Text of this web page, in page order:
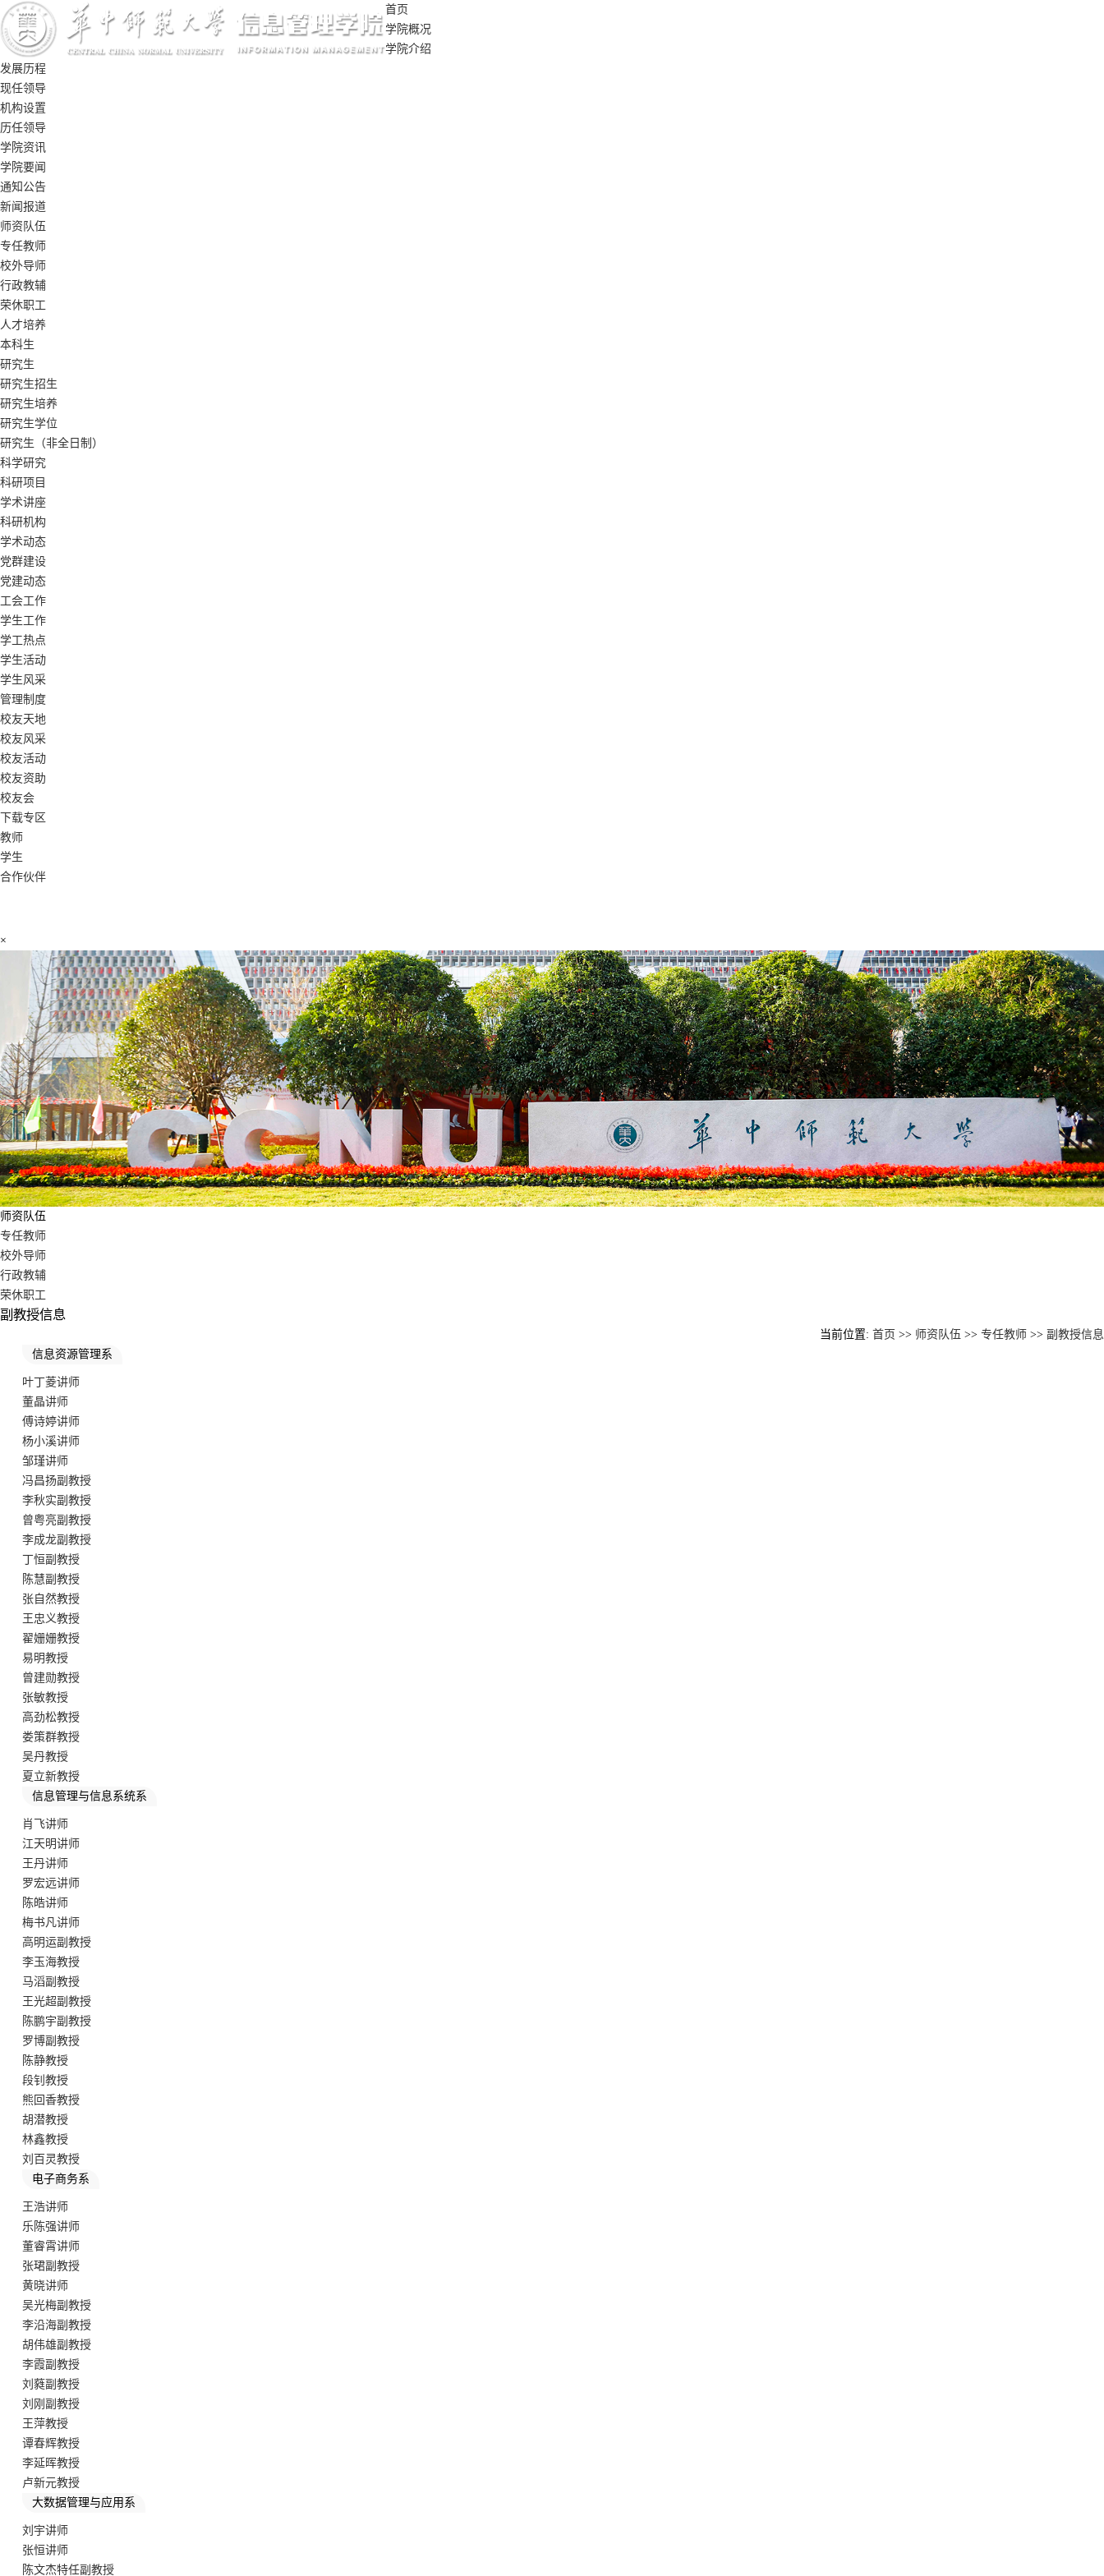
首页
学院概况
学院介绍
发展历程
现任领导
机构设置
历任领导
学院资讯
学院要闻
通知公告
新闻报道
师资队伍
专任教师
校外导师
行政教辅
荣休职工
人才培养
本科生
研究生
研究生招生
研究生培养
研究生学位
研究生（非全日制）
科学研究
科研项目
学术讲座
科研机构
学术动态
党群建设
党建动态
工会工作
学生工作
学工热点
学生活动
学生风采
管理制度
校友天地
校友风采
校友活动
校友资助
校友会
下载专区
教师
学生
合作伙伴
×
师资队伍
专任教师
校外导师
行政教辅
荣休职工
副教授信息
当前位置: 首页 >> 师资队伍 >> 专任教师 >> 副教授信息
信息资源管理系
叶丁菱讲师
董晶讲师
傅诗婷讲师
杨小溪讲师
邹瑾讲师
冯昌扬副教授
李秋实副教授
曾粤亮副教授
李成龙副教授
丁恒副教授
陈慧副教授
张自然教授
王忠义教授
翟姗姗教授
易明教授
曾建勋教授
张敏教授
高劲松教授
娄策群教授
吴丹教授
夏立新教授
信息管理与信息系统系
肖飞讲师
江天明讲师
王丹讲师
罗宏远讲师
陈皓讲师
梅书凡讲师
高明运副教授
李玉海教授
马滔副教授
王光超副教授
陈鹏宇副教授
罗博副教授
陈静教授
段钊教授
熊回香教授
胡潜教授
林鑫教授
刘百灵教授
电子商务系
王浩讲师
乐陈强讲师
董睿霄讲师
张珺副教授
黄晓讲师
吴光梅副教授
李沿海副教授
胡伟雄副教授
李霞副教授
刘蕤副教授
刘刚副教授
王萍教授
谭春辉教授
李延晖教授
卢新元教授
大数据管理与应用系
刘宇讲师
张恒讲师
陈文杰特任副教授